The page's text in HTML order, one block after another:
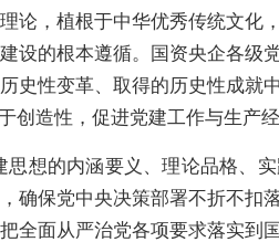
论，植根于中华优秀传统文
设的根本遵循。国资央企各
史性变革、取得的历史性成
造性，促进党建工作与生产
想的内涵要义、理论品格、
确保党中央决策部署不折不
全面从严治党各项要求落实